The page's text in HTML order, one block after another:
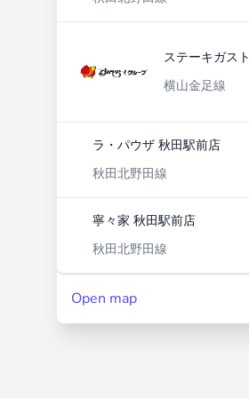
ステーキガスト
横山金足線
ラ・パウザ 秋田駅前店
秋田北野田線
寧々家 秋田駅前店
秋田北野田線
Open map